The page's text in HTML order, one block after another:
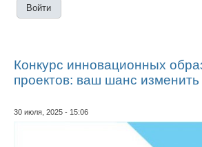
Конкурс инновационных
проектов: ваш шанс
30 июля, 2025 - 15:06